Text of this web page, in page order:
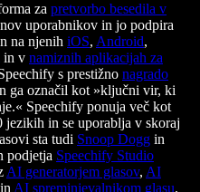
za pretvorbo besedila v
uporabnikov in jo podpira
na njenih iOS, Android,
in v namiznih aplikacijah za
s prestižno nagrado
ga označil kot »ključni vir, ki
Speechify ponuja več kot
jezikih in se uporablja v skoraj
sta tudi Snoop Dogg in
podjetja Speechify Studio
AI generatorjem glasov, AI
in AI spreminjevalnikom glasu.